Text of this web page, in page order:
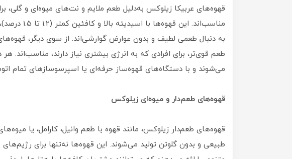
قهوه‌های عربیکا زیلوکس به‌دلیل طعم ملایم و نت‌های میوه‌ای و گلی،
مناسب‌اند. این
به دنبال طعمی لطیف و بدون عوارض گوارشی‌اند. از سوی دیگر،
طعم قوی‌تر، برای افرادی که به انرژی بیشتری نیاز دارند، مناسب‌اند.
می‌شوند و با دستگاه‌های قهوه‌ساز حرفه‌ای یا اسپرسوسازهای تمام
قهوه‌های طعم‌دار و میوه‌ای زیلوکس
قهوه‌های طعم‌دار زیلوکس، مانند قهوه با طعم وانیل، کارامل، یا
طبیعی و بدون گلوتن تولید می‌شوند. این قهوه‌ها نه‌تنها برای